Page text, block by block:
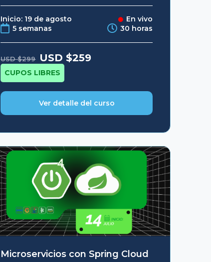
Inicio: 19 de agosto
En vivo
5 semanas
30 horas
USD $299 Original
price
was:
USD
$299.
USD $259
CUPOS LIBRES
Ver detalle del curso
Microservicios con Spring Cloud